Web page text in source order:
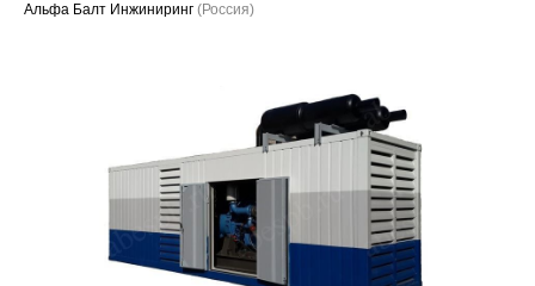
Проекты
Альфа Балт Инжиниринг (Россия)